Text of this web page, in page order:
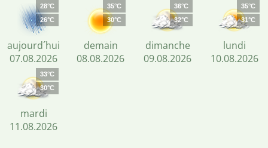
28°C
26°C
aujourd´hui
07.08.2026
35°C
30°C
demain
08.08.2026
36°C
32°C
dimanche
09.08.2026
35°C
31°C
lundi
10.08.2026
33°C
30°C
mardi
11.08.2026